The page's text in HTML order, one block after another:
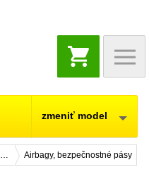
NÁKUPNÝ
KOŠÍK
zmeniť model
Karosérie Airbagy, bezpečnostné pásy